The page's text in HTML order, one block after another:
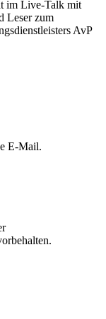
im Live-Talk mit
Leser zum
AvP
E-Mail.